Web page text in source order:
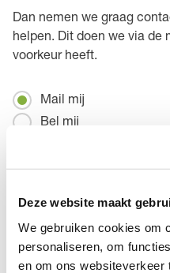
Deze website maakt
We gebruiken cookies om
personaliseren, om
en om ons websiteverkeer
Dan nemen we graag
helpen. Dit doen we via
voorkeur heeft.
Mailen
/
Mail mij
Bel mij
E-mailadres *